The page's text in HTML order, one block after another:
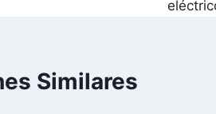
Similares